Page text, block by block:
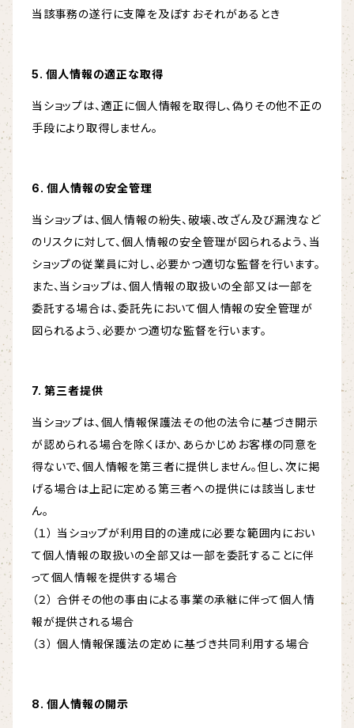
当該事務の遂行に支障を及ぼすおそれがあるとき
5. 個人情報の適正な取得
当ショップは、適正に個人情報を取得し、偽りその他不正の
手段により取得しません。
6. 個人情報の安全管理
当ショップは、個人情報の紛失、破壊、改ざん及び漏洩など
のリスクに対して、個人情報の安全管理が図られるよう、当
ショップの従業員に対し、必要かつ適切な監督を行います。
また、当ショップは、個人情報の取扱いの全部又は一部を
委託する場合は、委託先において個人情報の安全管理が
図られるよう、必要かつ適切な監督を行います。
7. 第三者提供
当ショップは、個人情報保護法その他の法令に基づき開示
が認められる場合を除くほか、あらかじめお客様の同意を
得ないで、個人情報を第三者に提供しません。但し、次に掲
げる場合は上記に定める第三者への提供には該当しませ
ん。
（１） 当ショップが利用目的の達成に必要な範囲内におい
て個人情報の取扱いの全部又は一部を委託することに伴
って個人情報を提供する場合
（２） 合併その他の事由による事業の承継に伴って個人情
報が提供される場合
（３） 個人情報保護法の定めに基づき共同利用する場合
8. 個人情報の開示